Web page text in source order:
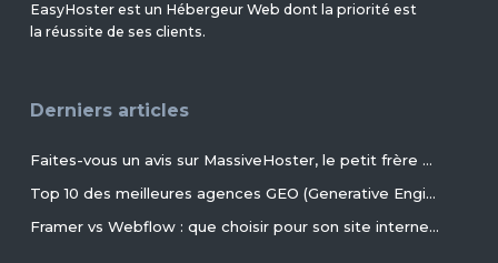
EasyHoster est un Hébergeur Web dont la priorité est
la réussite de ses clients.
Derniers articles
Faites-vous un avis sur MassiveHoster, le petit frère d’EasyHoster incontournable pour les petits budgets !
Top 10 des meilleures agences GEO (Generative Engine Optimization) de France en 2026
Framer vs Webflow : que choisir pour son site internet ?